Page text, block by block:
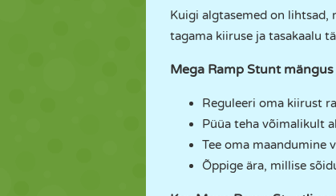
Kuigi algtasemed on lihtsad,
tagama kiiruse ja tasakaalu
Mega Ramp Stunt
Reguleeri oma kiirust
Püüa teha võimalikult
Tee oma maandumine
Õppige ära, millise